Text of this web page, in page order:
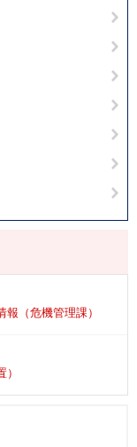
（危機管理課）